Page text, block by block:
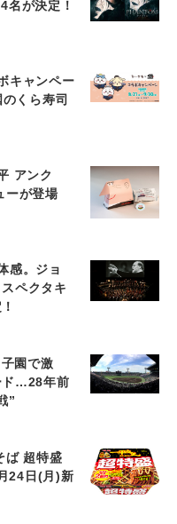
名が決定！
キャンペー
くら寿司
アンク
ーが登場
感。ジョ
ペクタキ
園で激
ド…28年前
”
ば 超特盛
24日(月)新